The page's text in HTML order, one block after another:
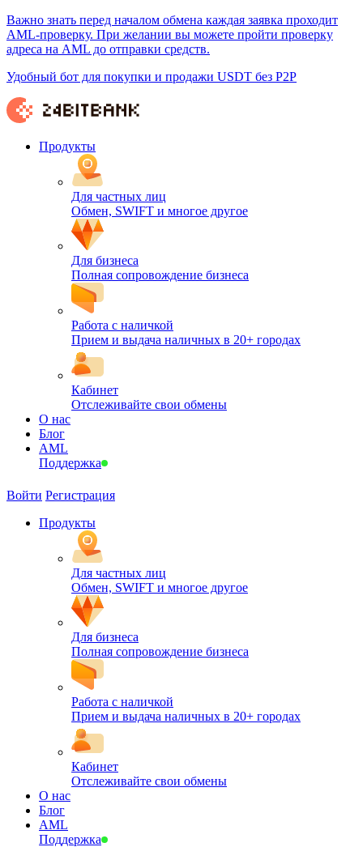
Важно знать перед началом обмена каждая заявка проходит
AML-проверку. При желании вы можете пройти проверку
адреса на AML до отправки средств.
Удобный бот для покупки и продажи USDT без P2P
Продукты
Для частных лиц
Обмен, SWIFT и многое другое
Для бизнеса
Полная сопровождение бизнеса
Работа с наличкой
Прием и выдача наличных в 20+ городах
Кабинет
Отслеживайте свои обмены
О нас
Блог
AML
Поддержка
Войти Регистрация
Продукты
Для частных лиц
Обмен, SWIFT и многое другое
Для бизнеса
Полная сопровождение бизнеса
Работа с наличкой
Прием и выдача наличных в 20+ городах
Кабинет
Отслеживайте свои обмены
О нас
Блог
AML
Поддержка